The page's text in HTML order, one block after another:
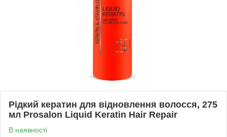
Рідкий кератин для відновлення волосся, 275
мл Prosalon Liquid Keratin Hair Repair
В наявності